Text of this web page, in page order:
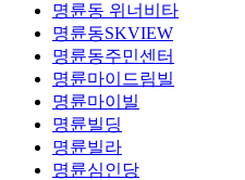
명륜동 위너비타
명륜동SKVIEW
명륜동주민센터
명륜마이드림빌
명륜마이빌
명륜빌딩
명륜빌라
명륜심인당